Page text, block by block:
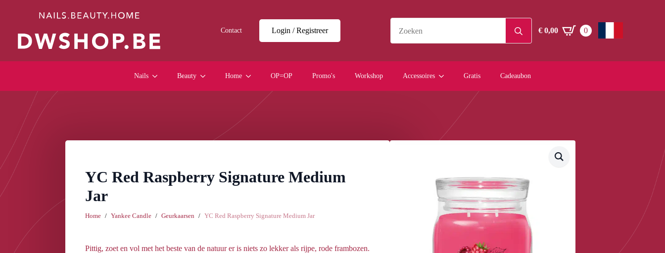
Contact Login / Registreer
for:€0,00 0
Nails Beauty Home OP=OP Promo's Workshop Accessoires Gratis Cadeaubon
YC Red Raspberry Signature Medium
Jar
Home Yankee Candle Geurkaarsen YC Red Raspberry Signature Medium Jar
Pittig, zoet en vol met het beste van de natuur er is niets zo lekker als rijpe, rode frambozen.